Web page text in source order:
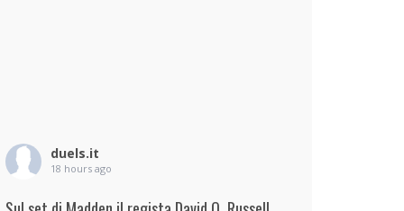
duels.it
18 hours ago